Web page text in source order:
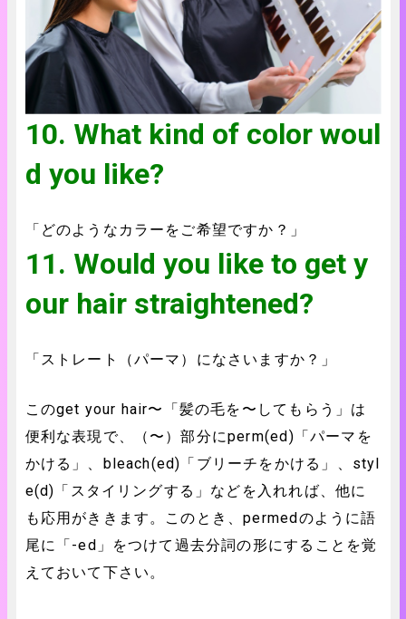
10. What kind of color woul
d you like?
「どのようなカラーをご希望ですか？」
11. Would you like to get y
our hair straightened?
「ストレート（パーマ）になさいますか？」
このget your hair〜「髪の毛を〜してもらう」は
便利な表現で、（〜）部分にperm(ed)「パーマを
かける」、bleach(ed)「ブリーチをかける」、styl
e(d)「スタイリングする」などを入れれば、他に
も応用がききます。このとき、permedのように語
尾に「-ed」をつけて過去分詞の形にすることを覚
えておいて下さい。